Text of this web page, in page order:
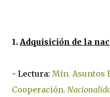
1. Adquisición de la
- Lectura: Min. Asuntos
Cooperación.